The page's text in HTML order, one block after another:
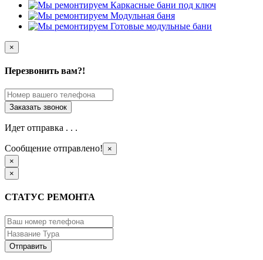
×
Перезвонить вам?!
Идет отправка . . .
Сообщение отправлено!
×
×
×
СТАТУС РЕМОНТА